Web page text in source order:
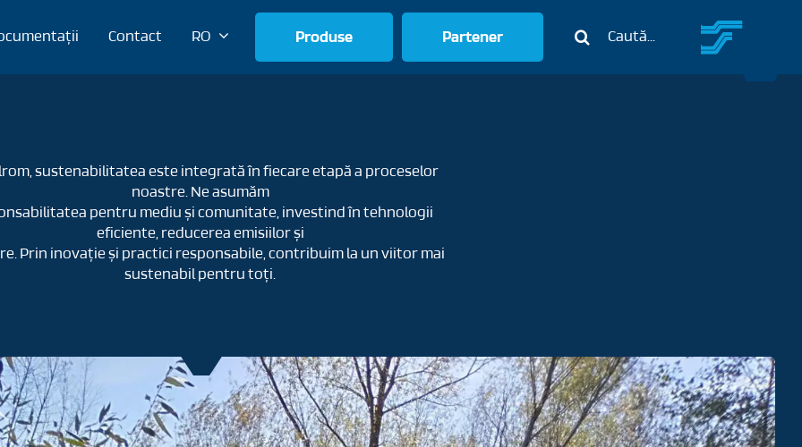
Contact RO Produse Partener
sustenabilitatea este integrată în fiecare etapă a proceselor
noastre. Ne asumăm
pentru mediu și comunitate, investind în tehnologii
eficiente, reducerea emisiilor și
Prin inovație și practici responsabile, contribuim la un viitor mai
sustenabil pentru toți.